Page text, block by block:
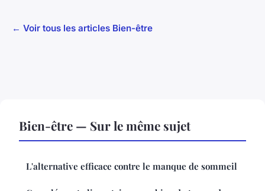
← Voir tous les articles Bien-être
Bien-être — Sur le même sujet
L'alternative efficace contre le manque de sommeil